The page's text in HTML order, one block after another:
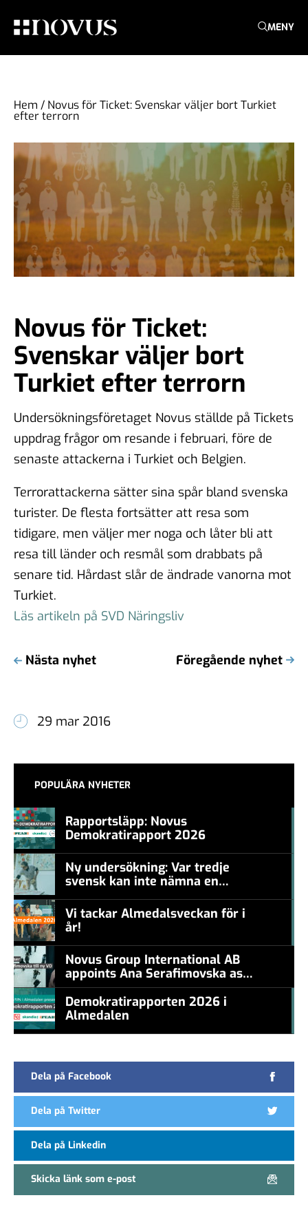
MENY
Hem / Novus för Ticket: Svenskar väljer bort Turkiet
efter terrorn
Novus för Ticket:
Svenskar väljer bort
Turkiet efter terrorn
Undersökningsföretaget Novus ställde på Tickets
uppdrag frågor om resande i februari, före de
senaste attackerna i Turkiet och Belgien.
Terrorattackerna sätter sina spår bland svenska
turister. De flesta fortsätter att resa som
tidigare, men väljer mer noga och låter bli att
resa till länder och resmål som drabbats på
senare tid. Hårdast slår de ändrade vanorna mot
Turkiet.
Läs artikeln på SVD Näringsliv
Nästa nyhet Föregående nyhet
29 mar 2016
POPULÄRA NYHETER
Rapportsläpp: Novus
Demokratirapport 2026
Ny undersökning: Var tredje
svensk kan inte nämna en
levande konstnär
Vi tackar Almedalsveckan för i
år!
Novus Group International AB
appoints Ana Serafimovska as
new CEO
Demokratirapporten 2026 i
Almedalen
Dela på Facebook
Dela på Twitter
Dela på Linkedin
Skicka länk som e-post